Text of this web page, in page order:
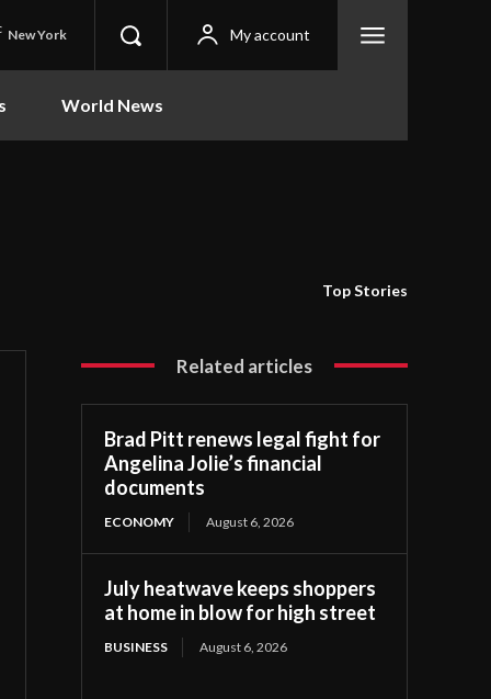
New York My account
World News
Top Stories
Related articles
Brad Pitt renews legal fight for
Angelina Jolie’s financial
documents
ECONOMY August 6, 2026
July heatwave keeps shoppers
at home in blow for high street
BUSINESS August 6, 2026